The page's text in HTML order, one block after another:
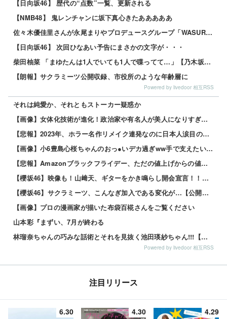
【日向坂46】 歴代の“点数”一覧、更新される
【NMB48】 鬼レンチャンに坂下真心きたあああああ
佐々木優佳里さんが永尾まりやプロデュースグループ「WASURENA」に加入発表！現在のグループと兼任へ【元AKB48ゆかるん・まりやぎ】
【日向坂46】 次回ひなあい予告にまさかの文字が・・・
柴田柚菜 「まゆたんは1人でいても1人で喋ってて…」【乃木坂46】
【朗報】サクラミーツ公開収録、市役所のような年齢層に
Powered by livedoor 相互RSS
それは純愛か、それともストーカー疑惑か
【画像】女体化技術が進化！政治家や有名人が美人になりすぎて草ｗｗｗｗ 他
【悲報】2023年、ホラー名作リメイク連発なのに日本人涙目の理由がこれｗｗｗｗ 他
【画像】小6豊島心桜ちゃんのおっ●いデカ過ぎww手で支えたい奴、急げｗｗｗｗ 他
【悲報】Amazonブラックフライデー、ただの値上げからの値下げセールだったｗｗｗ 他
【櫻坂46】映像も！山﨑天、ギターをかき鳴らし開会宣言！！！【閃光ライオット2026】
【櫻坂46】サクラミーツ、こんなぎ加入である変化が…【公開収録レポ】
【画像】プロの漫画家が描いた布袋百椛さんをご覧ください
山本彩『まずい、7月が終わる
林瑠奈ちゃんの巧みな話術とそれを見抜く池田瑛紗ちゃん!!!【乃木坂46】
Powered by livedoor 相互RSS
注目リリース
6.30 4.30 4.29